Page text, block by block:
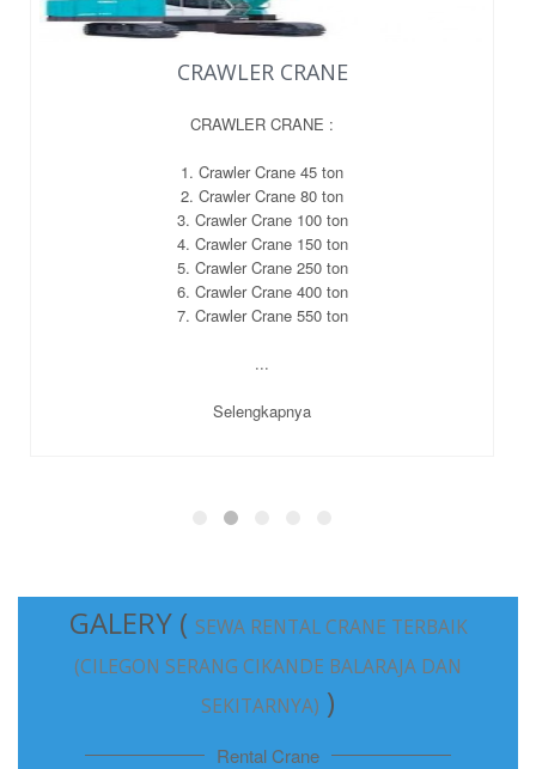
CRAWLER CRANE
CRAWLER CRANE :
1. Crawler Crane 45 ton
2. Crawler Crane 80 ton
3. Crawler Crane 100 ton
4. Crawler Crane 150 ton
5. Crawler Crane 250 ton
6. Crawler Crane 400 ton
7. Crawler Crane 550 ton
...
Selengkapnya
GALERY ( SEWA RENTAL CRANE TERBAIK
(CILEGON SERANG CIKANDE BALARAJA DAN
SEKITARNYA) )
Rental Crane